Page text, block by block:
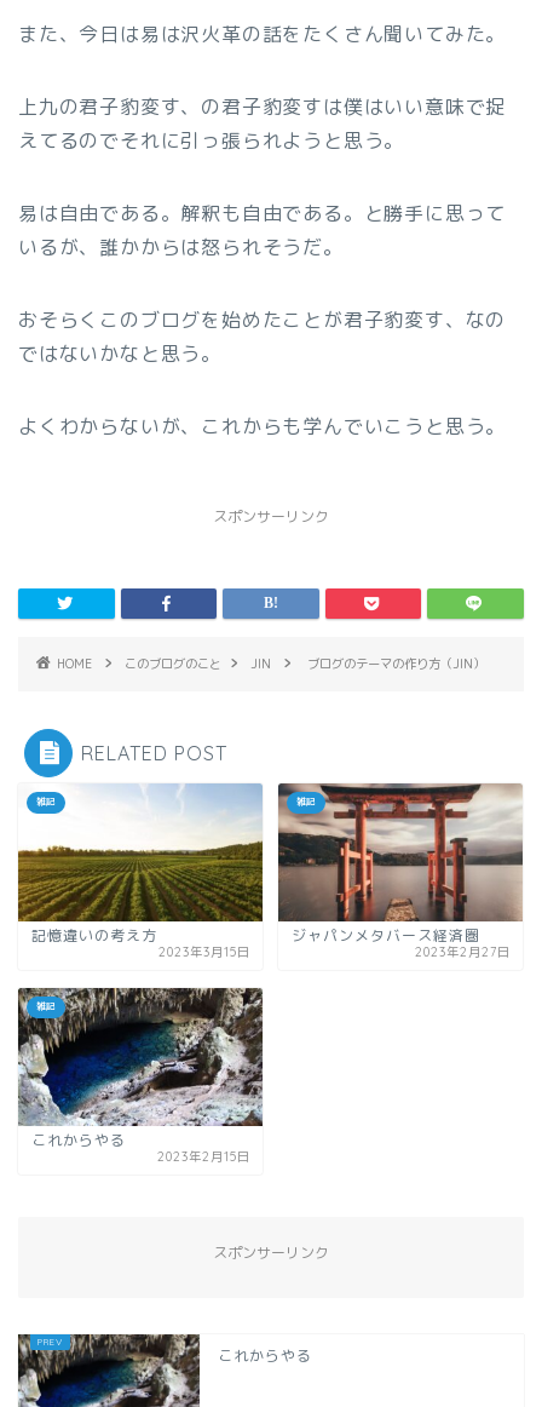
また、今日は易は沢火革の話をたくさん聞いてみた。
上九の君子豹変す、の君子豹変すは僕はいい意味で捉
えてるのでそれに引っ張られようと思う。
易は自由である。解釈も自由である。と勝手に思って
いるが、誰かからは怒られそうだ。
おそらくこのブログを始めたことが君子豹変す、なの
ではないかなと思う。
よくわからないが、これからも学んでいこうと思う。
スポンサーリンク
HOME このブログのこと JIN ブログのテーマの作り方（JIN）
RELATED POST
雑記
記憶違いの考え方
2023年3月15日
雑記
ジャパンメタバース経済圏
2023年2月27日
雑記
これからやる
2023年2月15日
スポンサーリンク
これからやる